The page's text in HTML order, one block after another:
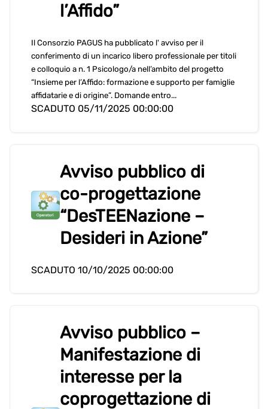
l’Affido”
Il Consorzio PAGUS ha pubblicato l' avviso per il
conferimento di un incarico libero professionale per titoli
e colloquio a n. 1 Psicologo/a nell’ambito del progetto
“Insieme per l’Affido: formazione e supporto per famiglie
affidatarie e di origine”. Domande entro...
SCADUTO 05/11/2025 00:00:00
Avviso pubblico di
co-progettazione
“DesTEENazione –
Desideri in Azione”
SCADUTO 10/10/2025 00:00:00
Avviso pubblico –
Manifestazione di
interesse per la
coprogettazione di